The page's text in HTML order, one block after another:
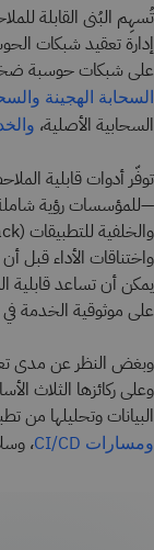
تُسهِم البُنى القابلة
إدارة تعقيد شبكات
على شبكات حوسبة ضخمة
السحابة الهجينة
السحابية الأصلية،
توفّر أدوات قابلية
—للمؤسسات رؤية شاملة
واختناقات الأداء قبل
يمكن أن تساعد قابلية
على موثوقية الخدمة
وبغض النظر عن مدى
وعلى ركائزها الثلاث
البيانات وتحليلها من
ومسارات CI/CD ،